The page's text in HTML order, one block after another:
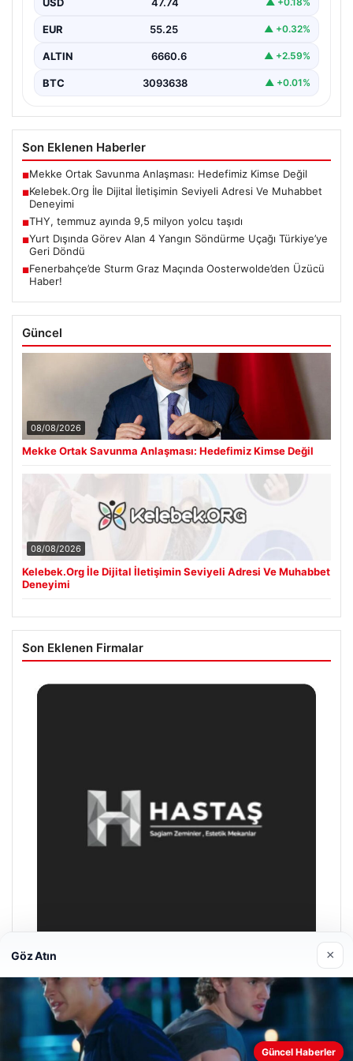
EUR 55.25 ▲ +0.32%
ALTIN 6660.6 ▲ +2.59%
BTC 3093638 ▲ +0.01%
Son Eklenen Haberler
■Mekke Ortak Savunma Anlaşması: Hedefimiz Kimse Değil
■Kelebek.Org İle Dijital İletişimin Seviyeli Adresi Ve Muhabbet
Deneyimi
■THY, temmuz ayında 9,5 milyon yolcu taşıdı
■Yurt Dışında Görev Alan 4 Yangın Söndürme Uçağı Türkiye’ye
Geri Döndü
■Fenerbahçe’de Sturm Graz Maçında Oosterwolde’den Üzücü
Haber!
Güncel
08/08/2026
Mekke Ortak Savunma Anlaşması: Hedefimiz Kimse Değil
08/08/2026
Kelebek.Org İle Dijital İletişimin Seviyeli Adresi Ve Muhabbet
Deneyimi
Son Eklenen Firmalar
Enes Kaplan Avukatlık Bürosu
28/04/2026
Web sitemizi nasıl kullandığınızı daha iyi anlayabilmek,
deneyiminizi kişiselleştirmek ve geliştirmek amacıyla çerezler
Göz Atın ×
Güncel Haberler